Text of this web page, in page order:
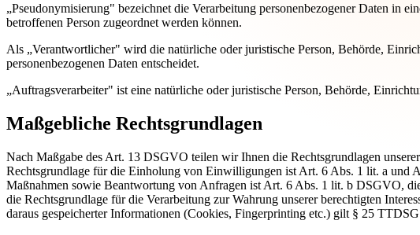
„Pseudonymisierung" bezeichnet die Verarbeitung personenbezogener Daten in
betroffenen Person zugeordnet werden können.
Als „Verantwortlicher" wird die natürliche oder juristische Person, Behörde,
personenbezogenen Daten entscheidet.
„Auftragsverarbeiter" ist eine natürliche oder juristische Person, Behörde,
Maßgebliche Rechtsgrundlagen
Nach Maßgabe des Art. 13 DSGVO teilen wir Ihnen die Rechtsgrundlagen
Rechtsgrundlage für die Einholung von Einwilligungen ist Art. 6 Abs. 1 lit. a und
Maßnahmen sowie Beantwortung von Anfragen ist Art. 6 Abs. 1 lit. b DSGVO,
die Rechtsgrundlage für die Verarbeitung zur Wahrung unserer berechtigten
daraus gespeicherter Informationen (Cookies, Fingerprinting etc.) gilt § 25